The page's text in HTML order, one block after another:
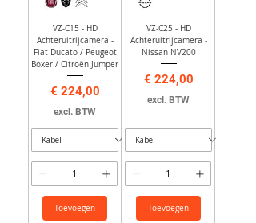
VZ-C15 - HD
Achteruitrijcamera -
Fiat Ducato / Peugeot
Boxer / Citroën Jumper
Prijs
€ 224,00
excl. BTW
Toevoegen
VZ-C25 - HD
Achteruitrijcamera -
Nissan NV200
Prijs
€ 224,00
excl. BTW
Toevoegen